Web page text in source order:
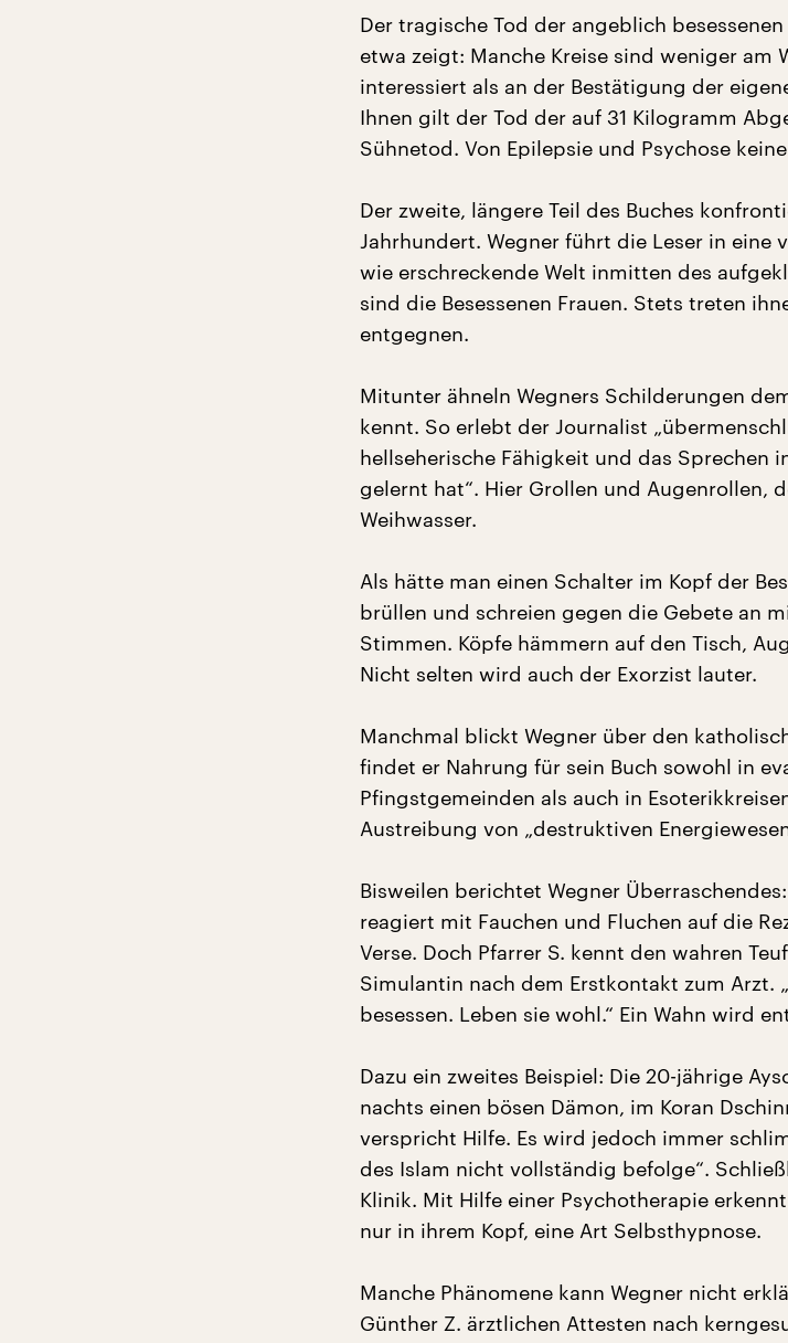
Der tragische Tod der angeblich
etwa zeigt: Manche Kreise sind weniger am
interessiert als an der Bestätigung der
Ihnen gilt der Tod der auf 31 Kilogramm
Sühnetod. Von Epilepsie und Psychose
Der zweite, längere Teil des Buches
Jahrhundert. Wegner führt die Leser in eine
wie erschreckende Welt inmitten des
sind die Besessenen Frauen. Stets treten
entgegnen.
Mitunter ähneln Wegners Schilderungen
kennt. So erlebt der Journalist
hellseherische Fähigkeit und das Sprechen
gelernt hat“. Hier Grollen und Augenrollen,
Weihwasser.
Als hätte man einen Schalter im Kopf der
brüllen und schreien gegen die Gebete an
Stimmen. Köpfe hämmern auf den Tisch,
Nicht selten wird auch der Exorzist lauter.
Manchmal blickt Wegner über den
findet er Nahrung für sein Buch sowohl in
Pfingstgemeinden als auch in
Austreibung von „destruktiven
Bisweilen berichtet Wegner
reagiert mit Fauchen und Fluchen auf die
Verse. Doch Pfarrer S. kennt den wahren
Simulantin nach dem Erstkontakt zum Arzt.
besessen. Leben sie wohl.“ Ein Wahn wird
Dazu ein zweites Beispiel: Die 20-jährige
nachts einen bösen Dämon, im Koran
verspricht Hilfe. Es wird jedoch immer
des Islam nicht vollständig befolge“.
Klinik. Mit Hilfe einer Psychotherapie
nur in ihrem Kopf, eine Art Selbsthypnose.
Manche Phänomene kann Wegner nicht
Günther Z. ärztlichen Attesten nach